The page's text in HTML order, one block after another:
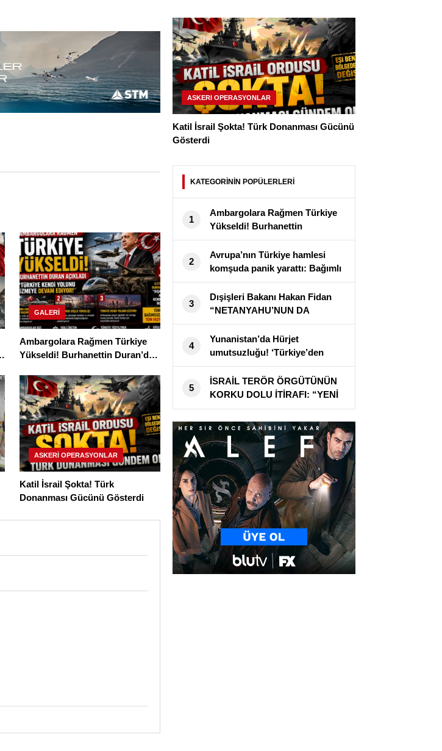
GALERI
Ambargolara Rağmen Türkiye
Yükseldi! Burhanettin Duran’dan
ASKERI OPERASYONLAR
Katil İsrail Şokta! Türk
Donanması Gücünü Gösterdi
ASKERI OPERASYONLAR
Katil İsrail Şokta! Türk Donanması Gücünü
Gösterdi
KATEGORİNİN POPÜLERLERİ
1
Ambargolara Rağmen Türkiye
Yükseldi! Burhanettin
Duran’dan Dikkat Çeken
Açıklama
2
Avrupa’nın Türkiye hamlesi
komşuda panik yarattı: Bağımlı
olabilir
3
Dışişleri Bakanı Hakan Fidan
“NETANYAHU’NUN DA
BAŞINA GELECEĞİNİ
GÖRECEKSİNİZ”
4
Yunanistan’da Hürjet
umutsuzluğu! ‘Türkiye’den
Avrupa’ya dev giriş’
5
İSRAİL TERÖR ÖRGÜTÜNÜN
KORKU DOLU İTİRAFI: “YENİ
ORTA DOĞU’NUN ANAHTARI
TÜRKİYE’NİN ELİNDE!